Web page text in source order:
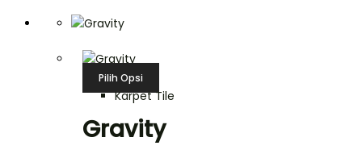
Pilih Opsi
Karpet Tile
Gravity